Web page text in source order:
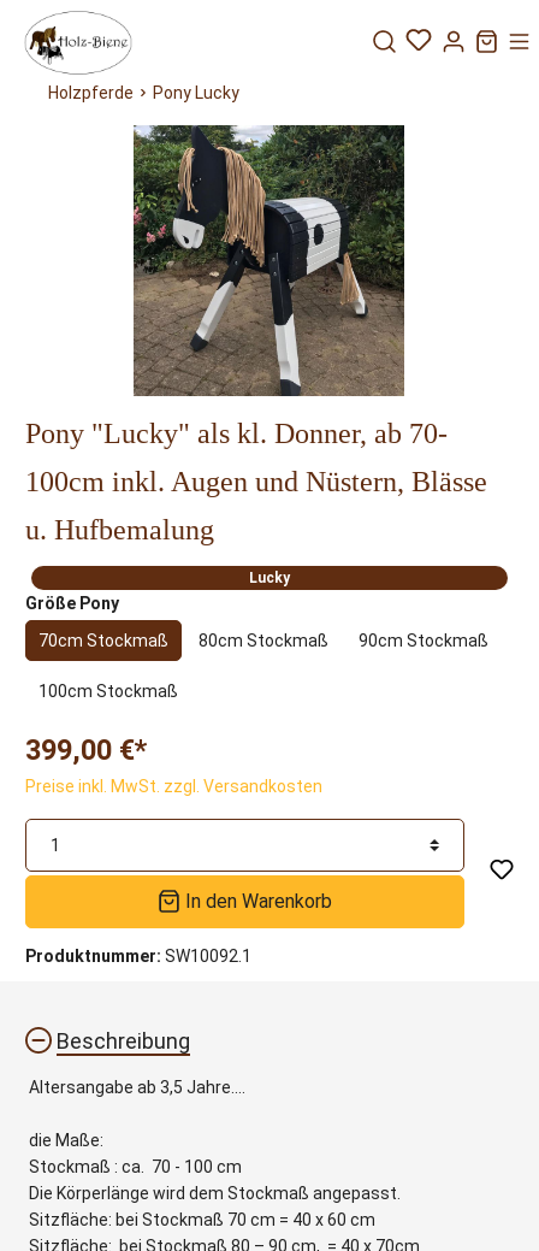
Pony
Pony
Spike
Lucky
Holzpferde Pony Lucky
Pony "Lucky" als kl. Donner, ab 70-
100cm inkl. Augen und Nüstern, Blässe
u. Hufbemalung
399,00 €*
Preise inkl. MwSt. zzgl. Versandkosten
Lucky
Größe Pony
70cm Stockmaß
80cm Stockmaß 90cm Stockmaß
100cm Stockmaß
In den Warenkorb
Produktnummer: SW10092.1
Beschreibung
Altersangabe ab 3,5 Jahre....
die Maße:
Stockmaß : ca. 70 - 100 cm
Die Körperlänge wird dem Stockmaß angepasst.
Sitzfläche: bei Stockmaß 70 cm = 40 x 60 cm
Sitzfläche: bei Stockmaß 80 – 90 cm, = 40 x 70cm